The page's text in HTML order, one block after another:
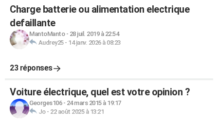
Charge batterie ou alimentation electrique
defaillante
MantoManto- 28 juil. 2019 à 22:54
Audrey25- 14 janv. 2026 à 08:23
23 réponses
Voiture électrique, quel est votre opinion ?
Georges106- 24 mars 2015 à 19:17
Jo- 22 août 2025 à 13:21